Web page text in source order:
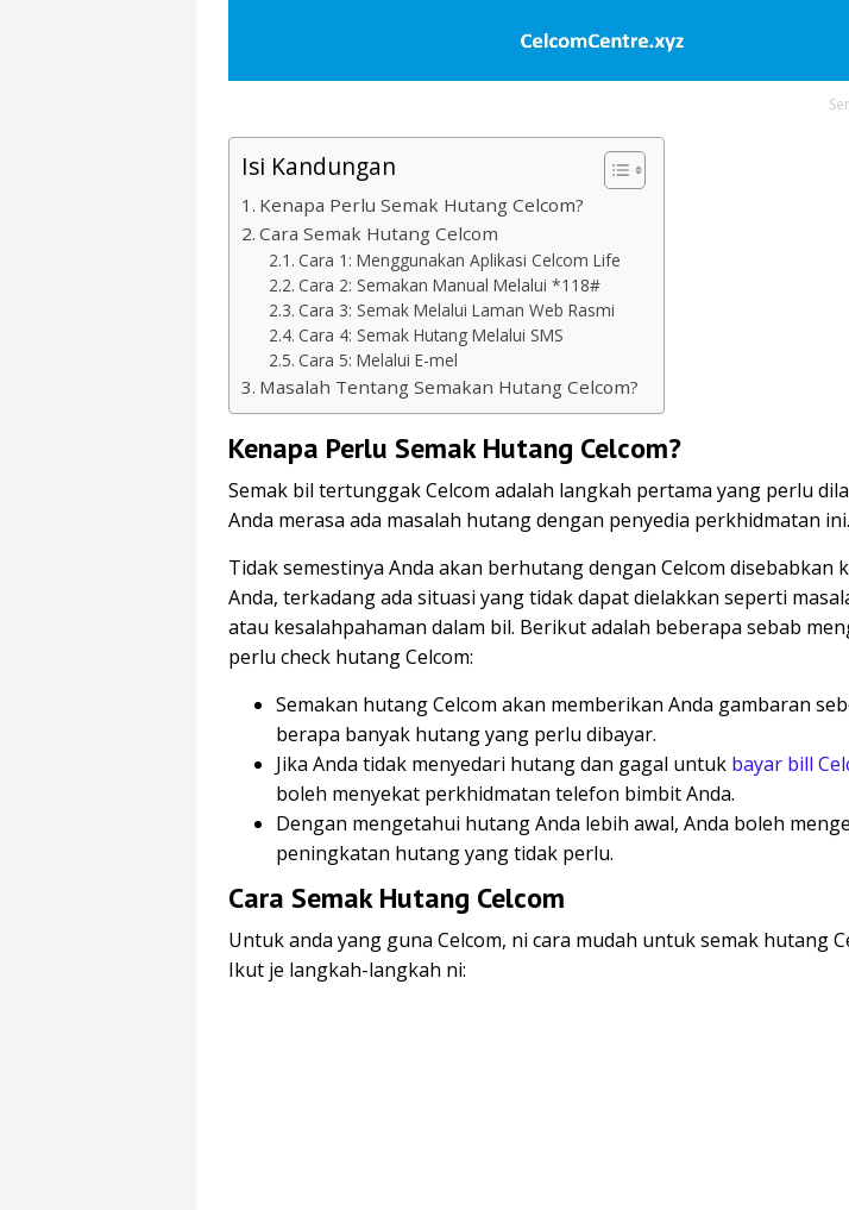
Isi Kandungan
Kenapa Perlu Semak Hutang Celcom?
Cara Semak Hutang Celcom
Cara 1: Menggunakan Aplikasi Celcom Life
Cara 2: Semakan Manual Melalui *118#
Cara 3: Semak Melalui Laman Web Rasmi
Cara 4: Semak Hutang Melalui SMS
Cara 5: Melalui E-mel
Masalah Tentang Semakan Hutang Celcom?
Kenapa Perlu Semak Hutang Celcom?
Semak bil tertunggak Celcom adalah langkah pertama yang perlu
Anda merasa ada masalah hutang dengan penyedia perkhidmatan ini.
Tidak semestinya Anda akan berhutang dengan Celcom disebabkan
Anda, terkadang ada situasi yang tidak dapat dielakkan seperti
atau kesalahpahaman dalam bil. Berikut adalah beberapa sebab
perlu check hutang Celcom:
Semakan hutang Celcom akan memberikan Anda gambaran
berapa banyak hutang yang perlu dibayar.
Jika Anda tidak menyedari hutang dan gagal untuk bayar bill
boleh menyekat perkhidmatan telefon bimbit Anda.
Dengan mengetahui hutang Anda lebih awal, Anda boleh
peningkatan hutang yang tidak perlu.
Cara Semak Hutang Celcom
Untuk anda yang guna Celcom, ni cara mudah untuk semak hutang
Ikut je langkah-langkah ni: